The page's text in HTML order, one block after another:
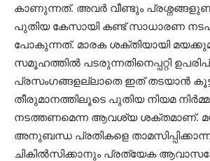
കാണുന്നത്. അവര്‍ വീണ്ടും
പുതിയ കേസായി കണ്ട് സാധാരണ
പോകുന്നത്. മാരക ശക്തിയായി
സമൂഹത്തില്‍ പടരുന്നതിനെപ്പറ്റി
പ്രസംഗങ്ങളല്ലാതെ ഇത് തടയാന്‍
തീരുമാനത്തിലൂടെ പുതിയ നിയമ
നടത്തണമെന്ന ആവശ്യ ശക്തമാണ്.
അനുബന്ധ പ്രതികളെ
ചികില്‍സിക്കാനും പ്രത്യേക